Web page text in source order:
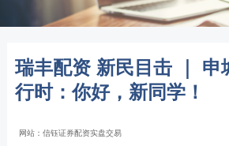
瑞丰配资 新民目击 ｜ 申
行时：你好，新同学！
网站：信钰证券配资实盘交易